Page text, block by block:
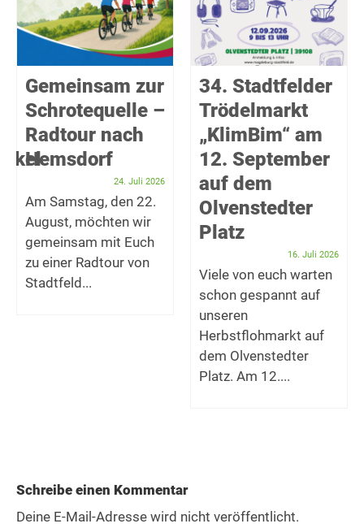
Gemeinsam zur
Schrotequelle –
Radtour nach
Hemsdorf
24. Juli 2026
Am Samstag, den 22.
August, möchten wir
gemeinsam mit Euch
zu einer Radtour von
Stadtfeld...
34. Stadtfelder
Trödelmarkt
„KlimBim“ am
12. September
auf dem
Olvenstedter
Platz
16. Juli 2026
Viele von euch warten
schon gespannt auf
unseren
Herbstflohmarkt auf
dem Olvenstedter
Platz. Am 12....
Schreibe einen Kommentar
Deine E-Mail-Adresse wird nicht veröffentlicht.